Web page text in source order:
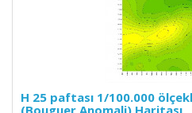
H 25 paftası 1/100.000
(Bouguer Anomali) Haritası